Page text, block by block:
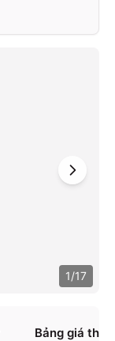
1/17
Bảng giá